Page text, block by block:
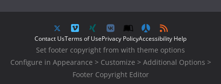
Contact UsTerms of UsePrivacy PolicyAccessibility Help
Set footer copyright from with theme options
Configure in Appearance > Customize > Additional Options >
Footer Copyright Editor